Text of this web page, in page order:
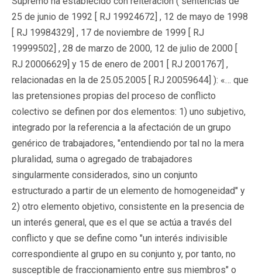
25 de junio de 1992 [ RJ 19924672] , 12 de mayo de 1998
[ RJ 19984329] , 17 de noviembre de 1999 [ RJ
19999502] , 28 de marzo de 2000, 12 de julio de 2000 [
RJ 20006629] y 15 de enero de 2001 [ RJ 2001767] ,
relacionadas en la de 25.05.2005 [ RJ 20059644] ): «… que
las pretensiones propias del proceso de conflicto
colectivo se definen por dos elementos: 1) uno subjetivo,
integrado por la referencia a la afectación de un grupo
genérico de trabajadores, "entendiendo por tal no la mera
pluralidad, suma o agregado de trabajadores
singularmente considerados, sino un conjunto
estructurado a partir de un elemento de homogeneidad" y
2) otro elemento objetivo, consistente en la presencia de
un interés general, que es el que se actúa a través del
conflicto y que se define como "un interés indivisible
correspondiente al grupo en su conjunto y, por tanto, no
susceptible de fraccionamiento entre sus miembros" o